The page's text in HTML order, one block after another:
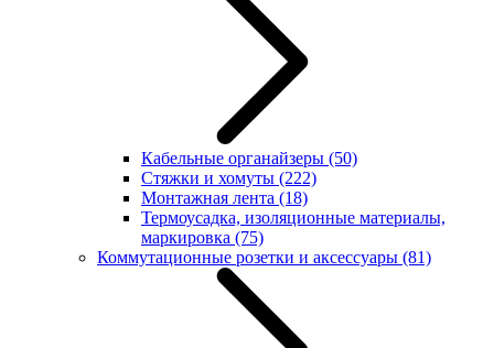
Кабельные органайзеры (50)
Стяжки и хомуты (222)
Монтажная лента (18)
Термоусадка, изоляционные материалы,
маркировка (75)
Коммутационные розетки и аксессуары (81)